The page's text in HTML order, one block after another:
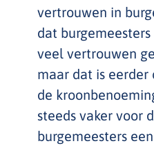
vertrouwen in
dat
veel vertrouwen
maar dat is eerder
de
steeds vaker voor
burgemeesters